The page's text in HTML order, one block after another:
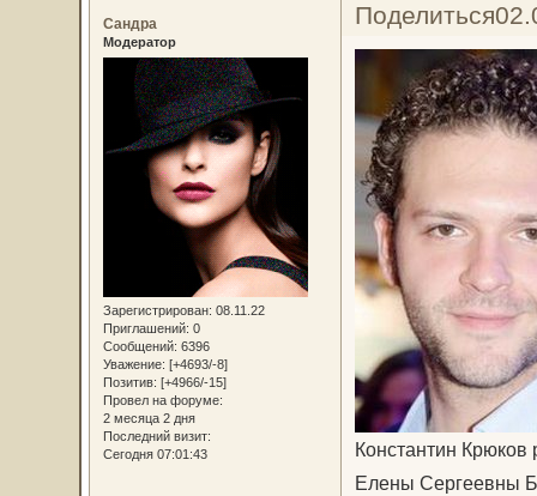
Поделиться
Сандра
Модератор
Зарегистрирован: 08.11.22
Приглашений: 0
Сообщений: 6396
Уважение: [+4693/-8]
Позитив: [+4966/-15]
Провел на форуме:
2 месяца 2 дня
Последний визит:
Сегодня 07:01:43
Константин
Елены Сергеевны